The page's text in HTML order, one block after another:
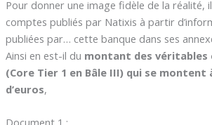
Pour donner une image fidèle de la réalité,
comptes publiés par Natixis à partir
publiées par… cette banque dans ses
Ainsi en est-il du montant des véritables
(Core Tier 1 en Bâle III) qui se montent
d’euros,